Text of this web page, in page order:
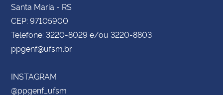
Santa Maria - RS
CEP: 97105900
Telefone: 3220-8029 e/ou 3220-8803
ppgenf@ufsm.br
INSTAGRAM
@ppgenf_ufsm